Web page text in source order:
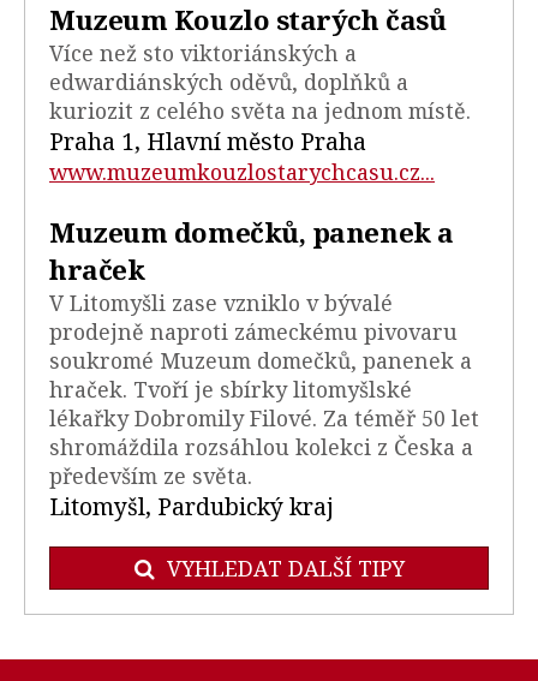
Muzeum Kouzlo starých časů
Více než sto viktoriánských a
edwardiánských oděvů, doplňků a
kuriozit z celého světa na jednom místě.
Praha 1, Hlavní město Praha
www.muzeumkouzlostarychcasu.cz...
Muzeum domečků, panenek a
hraček
V Litomyšli zase vzniklo v bývalé
prodejně naproti zámeckému pivovaru
soukromé Muzeum domečků, panenek a
hraček. Tvoří je sbírky litomyšlské
lékařky Dobromily Filové. Za téměř 50 let
shromáždila rozsáhlou kolekci z Česka a
především ze světa.
Litomyšl, Pardubický kraj
VYHLEDAT DALŠÍ TIPY